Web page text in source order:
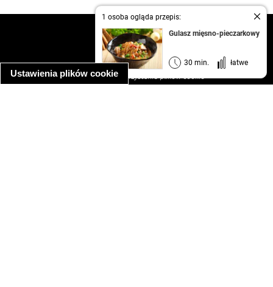
Ustawienia plików cookie
1 osoba ogląda przepis:
Gulasz mięsno-pieczarkowy
30 min. łatwe
kontakt
regulamin
informacja o prywatności
informacja o wykorzystaniu plików cookie